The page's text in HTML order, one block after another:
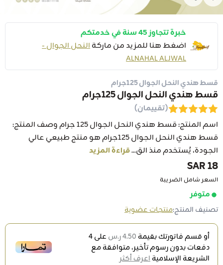
خبرة تتجاوز 45 سنة في خدمتكم
اضغط هنا للمزيد من ماركةالنحل الجوال -
ALNAHAL ALJWAL
قسط هندي النحل الجوال 125جرام
قسط هندي النحل الجوال 125جرام
(تقييمان)
اسم المنتج: قسط هندي النحل الجوال 125 جرام وصف المنتج:
قسط هندي النحل الجوال 125جرام هو منتج طبيعي عالي
الجودة، يُستخدم منذ الق...قراءة المزيد
18 SAR
السعر شامل الضريبة
متوفر
تصنيف المنتج:منتجات عضوية
أو قسم فاتورتك بقيمة 4.50 ر.س على4
دفعات بدون رسوم تأخير، متوافقة مع
الشريعة الإسلاميةاعرف أكثر